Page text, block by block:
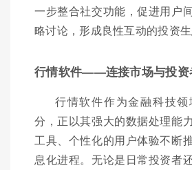
一步整合社交功能，促进用户
略讨论，形成良性互动的投资生
行情软件——连接市场与投资
行情软件作为金融科技
分，正以其强大的数据处理能
工具、个性化的用户体验不断
息化进程。无论是日常投资者